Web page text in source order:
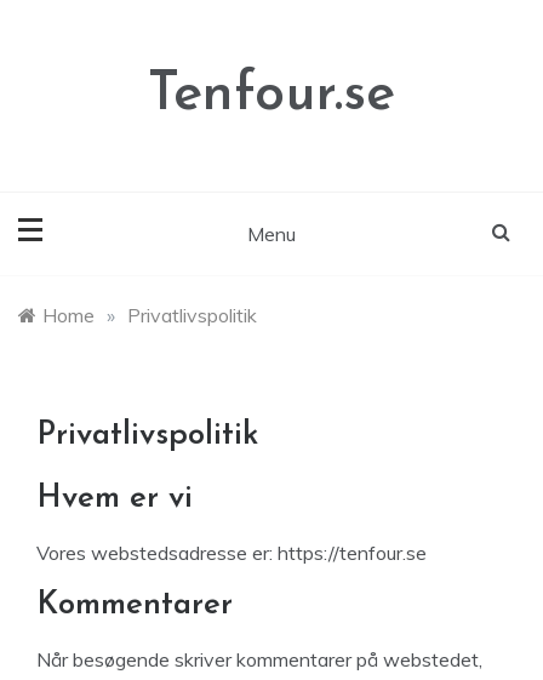
Tenfour.se
Menu
Home » Privatlivspolitik
Privatlivspolitik
Hvem er vi
Vores webstedsadresse er: https://tenfour.se
Kommentarer
Når besøgende skriver kommentarer på webstedet,